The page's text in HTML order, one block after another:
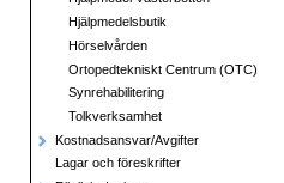
Hjälpmedelsbutik
Hörselvården
Ortopedtekniskt Centrum (OTC)
Synrehabilitering
Tolkverksamhet
Kostnadsansvar/Avgifter
Lagar och föreskrifter